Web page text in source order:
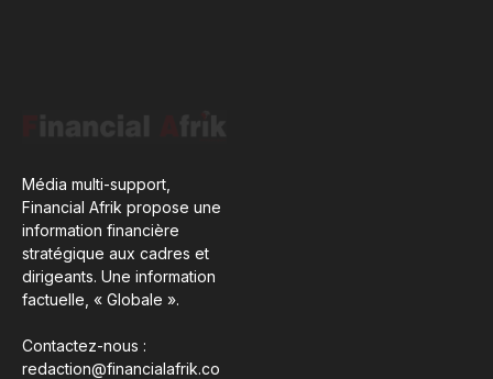
Média multi-support,
Financial Afrik propose une
information financière
stratégique aux cadres et
dirigeants. Une information
factuelle, « Globale ».
Contactez-nous :
redaction@financialafrik.co